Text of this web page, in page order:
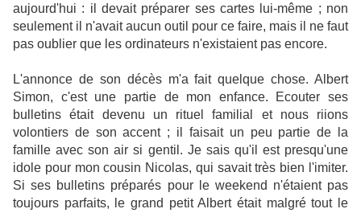
aujourd'hui : il devait préparer ses cartes lui-même ; non
seulement il n'avait aucun outil pour ce faire, mais il ne faut
pas oublier que les ordinateurs n'existaient pas encore.
L'annonce de son décès m'a fait quelque chose. Albert
Simon, c'est une partie de mon enfance. Ecouter ses
bulletins était devenu un rituel familial et nous riions
volontiers de son accent ; il faisait un peu partie de la
famille avec son air si gentil. Je sais qu'il est presqu'une
idole pour mon cousin Nicolas, qui savait très bien l'imiter.
Si ses bulletins préparés pour le weekend n'étaient pas
toujours parfaits, le grand petit Albert était malgré tout le